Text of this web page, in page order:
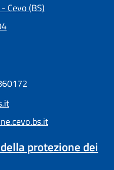
Cevo (BS)
protezione dei